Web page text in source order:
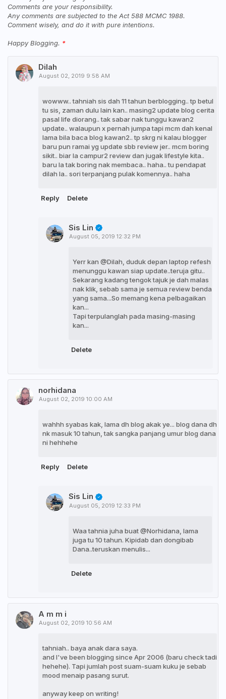
Comments are your responsibility.
Any comments are subjected to the Act 588 MCMC 1988.
Comment wisely, and do it with pure intentions.
Happy Blogging.
Dilah
August 02, 2019 9:58 AM
wowww.. tahniah sis dah 11 tahun berblogging.. tp betul
tu sis, zaman dulu lain kan.. masing2 update blog cerita
pasal life diorang.. tak sabar nak tunggu kawan2
update.. walaupun x pernah jumpa tapi mcm dah kenal
lama bila baca blog kawan2.. tp skrg ni kalau blogger
baru pun ramai yg update sbb review jer.. mcm boring
sikit.. biar la campur2 review dan jugak lifestyle kita..
baru la tak boring nak membaca.. haha.. tu pendapat
dilah la.. sori terpanjang pulak komennya.. haha
Reply Delete
Sis Lin
August 05, 2019 12:32 PM
Yerr kan @Dilah, duduk depan laptop refesh
menunggu kawan siap update..teruja gitu..
Sekarang kadang tengok tajuk je dah malas
nak klik, sebab sama je semua review benda
yang sama...So memang kena pelbagaikan
kan...
Tapi terpulanglah pada masing-masing
kan...
Delete
norhidana
August 02, 2019 10:00 AM
wahhh syabas kak, lama dh blog akak ye... blog dana dh
nk masuk 10 tahun, tak sangka panjang umur blog dana
ni hehhehe
Reply Delete
Sis Lin
August 05, 2019 12:33 PM
Waa tahnia juha buat @Norhidana, lama
juga tu 10 tahun. Kipidab dan dongibab
Dana..teruskan menulis...
Delete
A m m i
August 02, 2019 10:56 AM
tahniah.. baya anak dara saya.
and I've been blogging since Apr 2006 (baru check tadi
hehehe). Tapi jumlah post suam-suam kuku je sebab
mood menaip pasang surut.
anyway keep on writing!